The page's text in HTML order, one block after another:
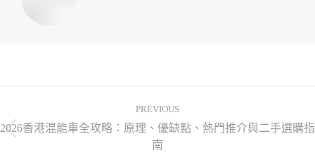
PREVIOUS
2026香港混能車全攻略：原理、優缺點、熱門推介與二手選購指
南